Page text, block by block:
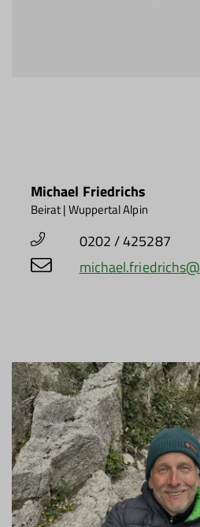
Michael Friedrichs
Beirat | Wuppertal Alpin
0202 / 425287